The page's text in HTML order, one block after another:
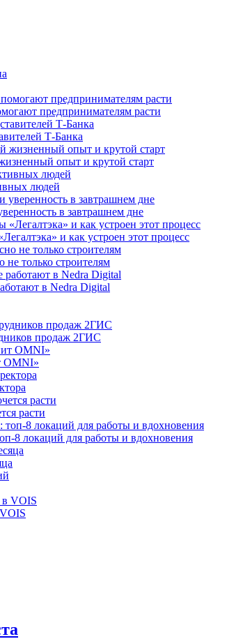
предпринимателям расти
Т-Банка
опыт и крутой старт
людей
в завтрашнем дне
и как устроен этот процесс
только строителям
в Nedra Digital
продаж 2ГИС
OMNI»
расти
8 локаций для работы и вдохновения